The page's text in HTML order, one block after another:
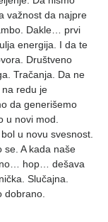
važnost da najpre
Dakle… prvi
energija. I da te
Društveno
Tračanja. Da ne
redu je
da generišemo
u novi mod.
u novu svesnost.
se. A kada naše
hop… dešava
Slučajna.
dobrano.